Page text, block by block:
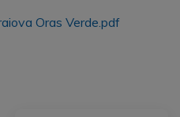
Oras Verde.pdf